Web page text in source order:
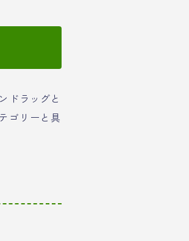
ドラッグと
ゴリーと具